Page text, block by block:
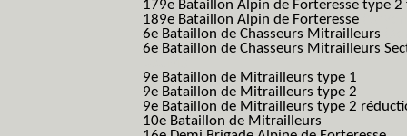
179e Bataillon Alpin de Forteresse type
189e Bataillon Alpin de Forteresse
6e Bataillon de Chasseurs Mitrailleurs
6e Bataillon de Chasseurs Mitrailleurs
9e Bataillon de Mitrailleurs type 1
9e Bataillon de Mitrailleurs type 2
9e Bataillon de Mitrailleurs type 2
10e Bataillon de Mitrailleurs